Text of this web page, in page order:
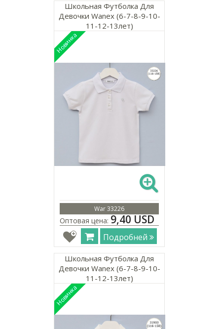
Школьная Футболка Для
Девочки Wanex (6-7-8-9-10-
11-12-13лет)
War 33226
Оптовая цена: 9,40 USD
Подробней
Школьная Футболка Для
Девочки Wanex (6-7-8-9-10-
11-12-13лет)